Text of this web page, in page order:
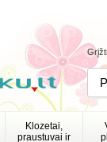
Klozetai,
praustuvai ir